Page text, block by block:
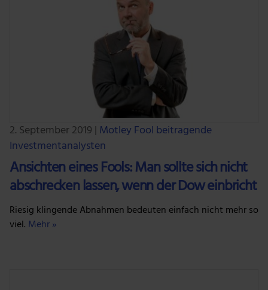
2. September 2019 | Motley Fool beitragende
Investmentanalysten
Ansichten eines Fools: Man sollte sich nicht
abschrecken lassen, wenn der Dow einbricht
Riesig klingende Abnahmen bedeuten einfach nicht mehr so
viel. Mehr »